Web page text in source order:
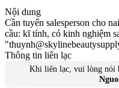
Nội dung
Cần tuyển salesperson cho
cầu: kĩ tính, có kinh nghiệm
"
Thông tin liên lạc
Khi liên lạc, vui lòng nói